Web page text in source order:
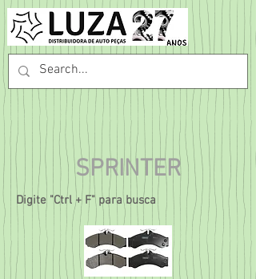
SPRINTER
Digite "Ctrl + F" para busca